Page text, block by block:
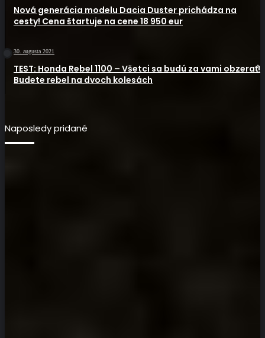
Nová generácia modelu Dacia Duster prichádza na
cesty! Cena štartuje na cene 18 950 eur
30. augusta 2021
TEST: Honda Rebel 1100 – Všetci sa budú za vami obzerať!
Budete rebel na dvoch kolesách
Naposledy pridané